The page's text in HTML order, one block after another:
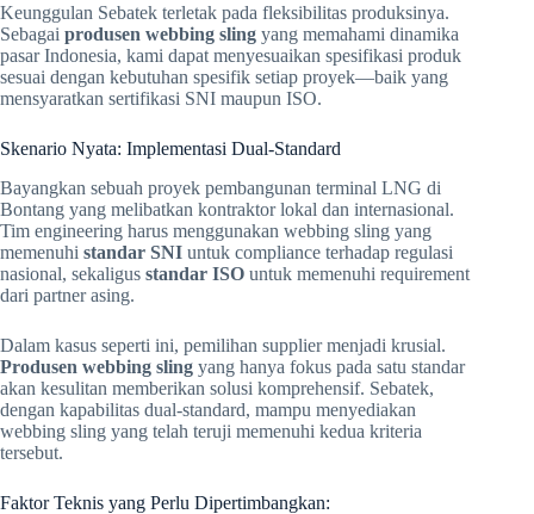
Keunggulan Sebatek terletak pada fleksibilitas produksinya.
Sebagai produsen webbing sling yang memahami dinamika
pasar Indonesia, kami dapat menyesuaikan spesifikasi produk
sesuai dengan kebutuhan spesifik setiap proyek—baik yang
mensyaratkan sertifikasi SNI maupun ISO.
Skenario Nyata: Implementasi Dual-Standard
Bayangkan sebuah proyek pembangunan terminal LNG di
Bontang yang melibatkan kontraktor lokal dan internasional.
Tim engineering harus menggunakan webbing sling yang
memenuhi standar SNI untuk compliance terhadap regulasi
nasional, sekaligus standar ISO untuk memenuhi requirement
dari partner asing.
Dalam kasus seperti ini, pemilihan supplier menjadi krusial.
Produsen webbing sling yang hanya fokus pada satu standar
akan kesulitan memberikan solusi komprehensif. Sebatek,
dengan kapabilitas dual-standard, mampu menyediakan
webbing sling yang telah teruji memenuhi kedua kriteria
tersebut.
Faktor Teknis yang Perlu Dipertimbangkan: